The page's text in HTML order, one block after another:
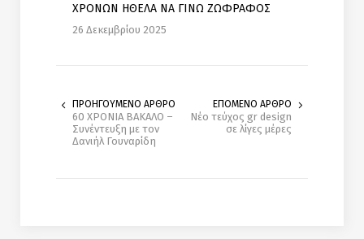
ΧΡΟΝΩΝ ΗΘΕΛΑ ΝΑ ΓΙΝΩ ΖΩΦΡΑΦΟΣ
26 Δεκεμβρίου 2025
ΠΡΟΗΓΟΥΜΕΝΟ ΑΡΘΡΟ
60 ΧΡΟΝΙΑ ΒΑΚΑΛΟ –
Συνέντευξη με τον
Δανιήλ Γουναρίδη
ΕΠΟΜΕΝΟ ΑΡΘΡΟ
Νέο τεύχος gr design
σε λίγες μέρες